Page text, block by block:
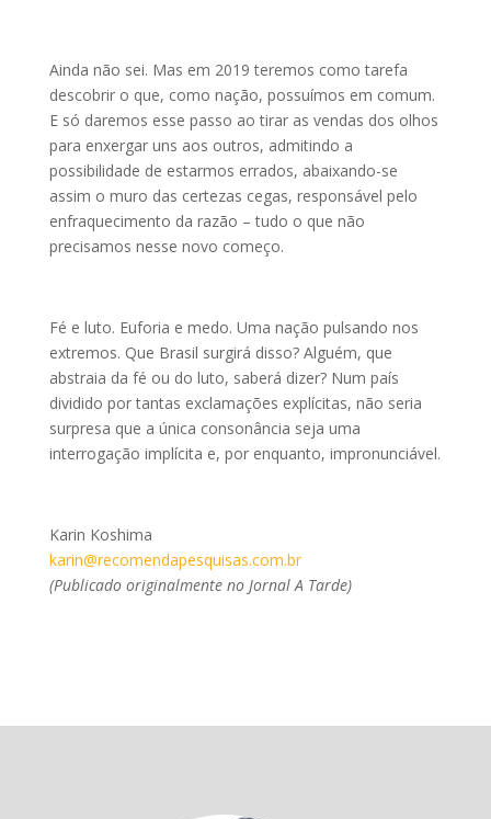
Ainda não sei. Mas em 2019 teremos como tarefa
descobrir o que, como nação, possuímos em comum.
E só daremos esse passo ao tirar as vendas dos olhos
para enxergar uns aos outros, admitindo a
possibilidade de estarmos errados, abaixando-se
assim o muro das certezas cegas, responsável pelo
enfraquecimento da razão – tudo o que não
precisamos nesse novo começo.
Fé e luto. Euforia e medo. Uma nação pulsando nos
extremos. Que Brasil surgirá disso? Alguém, que
abstraia da fé ou do luto, saberá dizer? Num país
dividido por tantas exclamações explícitas, não seria
surpresa que a única consonância seja uma
interrogação implícita e, por enquanto, impronunciável.
Karin Koshima
karin@recomendapesquisas.com.br
(Publicado originalmente no Jornal A Tarde)